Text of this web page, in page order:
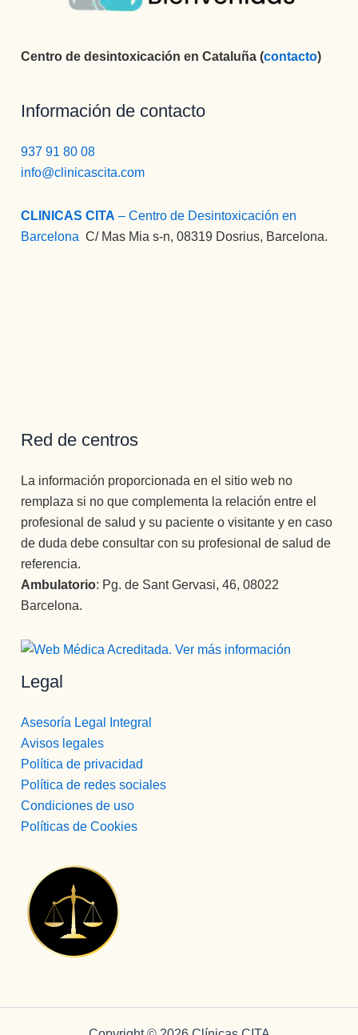
Centro de desintoxicación en Cataluña (contacto)
Información de contacto
937 91 80 08
info@clinicascita.com
CLINICAS CITA – Centro de Desintoxicación en
Barcelona :C/ Mas Mia s-n, 08319 Dosrius, Barcelona.
Red de centros
La información proporcionada en el sitio web no
remplaza si no que complementa la relación entre el
profesional de salud y su paciente o visitante y en caso
de duda debe consultar con su profesional de salud de
referencia.
Ambulatorio: Pg. de Sant Gervasi, 46, 08022
Barcelona.
Legal
Asesoría Legal Integral
Avisos legales
Política de privacidad
Política de redes sociales
Condiciones de uso
Políticas de Cookies